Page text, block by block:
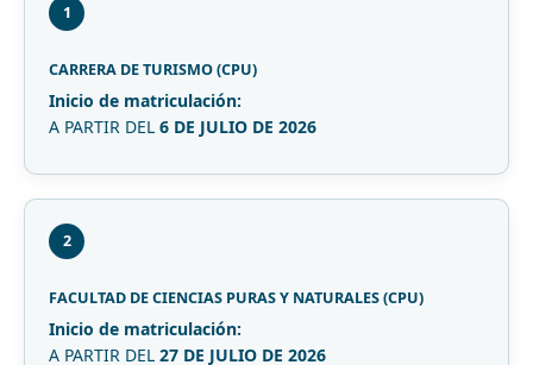
1
CARRERA DE TURISMO (CPU)
Inicio de matriculación:
A PARTIR DEL 6 DE JULIO DE 2026
2
FACULTAD DE CIENCIAS PURAS Y NATURALES (CPU)
Inicio de matriculación:
A PARTIR DEL 27 DE JULIO DE 2026